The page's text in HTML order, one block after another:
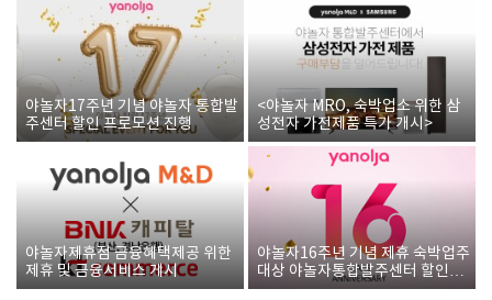
야놀자17주년 기념 야놀자 통합발
주센터 할인 프로모션 진행
<야놀자 MRO, 숙박업소 위한 삼
성전자 가전제품 특가 개시>
야놀자제휴점 금융혜택제공 위한
제휴 및 금융서비스 게시
야놀자16주년 기념 제휴 숙박업주
대상 야놀자통합발주센터 할인쿠
폰 증정